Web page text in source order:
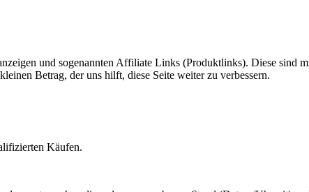
und sogenannten Affiliate Links (Produktlinks). Diese
Betrag, der uns hilft, diese Seite weiter zu verbessern.
Käufen.